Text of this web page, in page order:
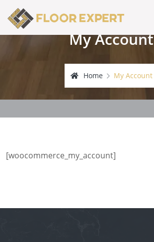
My Account
Home My Account
[woocommerce_my_account]